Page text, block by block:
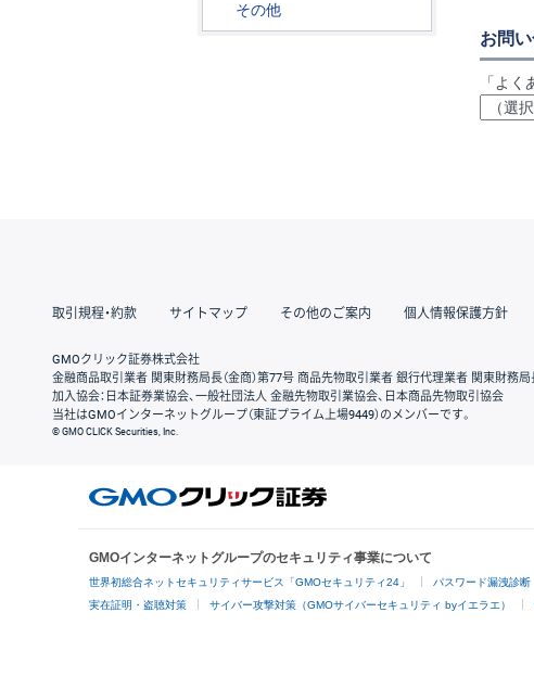
その他
お問
「よ
取引規程・約款 サイトマップ その他のご案内 個人情報保護方針
GMOクリック証券株式会社
金融商品取引業者 関東財務局長（金商）第77号 商品先物取引業者 銀行代理業者 関東財務
加入協会：日本証券業協会、一般社団法人 金融先物取引業協会、日本商品先物取引協会
当社はGMOインターネットグループ（東証プライム上場9449）のメンバーです。
© GMO CLICK Securities, Inc.
GMOインターネットグループのセキュリティ事業について
世界初総合ネットセキュリティサービス「GMOセキュリティ24」 パスワード漏洩診断
実在証明・盗聴対策 サイバー攻撃対策（GMOサイバーセキュリティ byイエラエ）